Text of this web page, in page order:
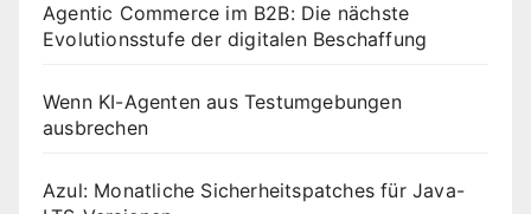
Agentic Commerce im B2B: Die nächste
Evolutionsstufe der digitalen Beschaffung
Wenn KI-Agenten aus Testumgebungen
ausbrechen
Azul: Monatliche Sicherheitspatches für Java-